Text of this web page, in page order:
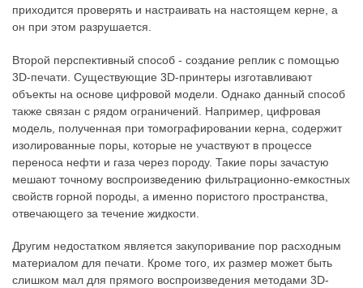
приходится проверять и настраивать на настоящем керне, а
он при этом разрушается.
Второй перспективный способ - создание реплик с помощью
3D-печати. Существующие 3D-принтеры изготавливают
объекты на основе цифровой модели. Однако данный способ
также связан с рядом ограничений. Например, цифровая
модель, полученная при томографировании керна, содержит
изолированные поры, которые не участвуют в процессе
переноса нефти и газа через породу. Такие поры зачастую
мешают точному воспроизведению фильтрационно-емкостных
свойств горной породы, а именно пористого пространства,
отвечающего за течение жидкости.
Другим недостатком является закупоривание пор расходным
материалом для печати. Кроме того, их размер может быть
слишком мал для прямого воспроизведения методами 3D-